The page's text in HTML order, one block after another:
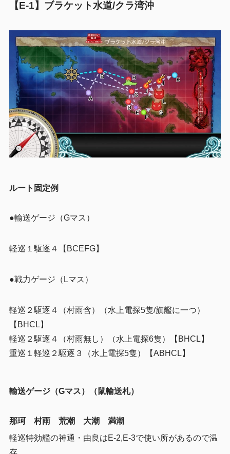
【E-1】ブラケット水道/クラ湾沖
ルート固定例
●輸送ゲージ（Gマス）
軽巡１駆逐４【BCEFG】
●戦力ゲージ（Lマス）
軽巡２駆逐４（村雨含）（水上電探5隻/旗艦に一つ）
【BHCL】
軽巡２駆逐４（村雨無し）（水上電探6隻）【BHCL】
重巡１軽巡２駆逐３（水上電探5隻）【ABHCL】
輸送ゲージ（Gマス）（鼠輸送札）
那珂 村雨 荒潮 大潮 満潮
軽巡特効艦の神通・由良はE-2,E-3で使い所があるので温
存。